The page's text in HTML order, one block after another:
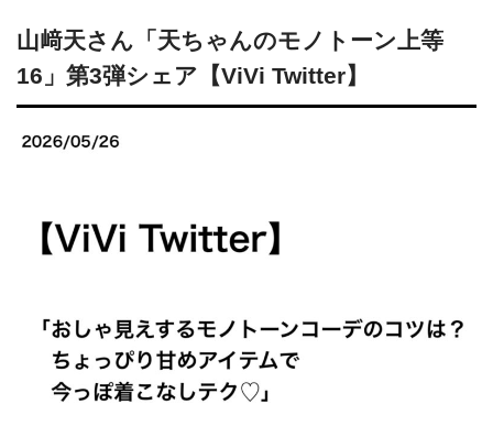
山﨑天さん「天ちゃんのモノトーン上等
16」第3弾シェア【ViVi Twitter】